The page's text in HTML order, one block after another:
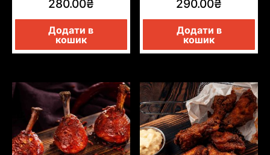
280.00₴
Додати в
кошик
290.00₴
Додати в
кошик